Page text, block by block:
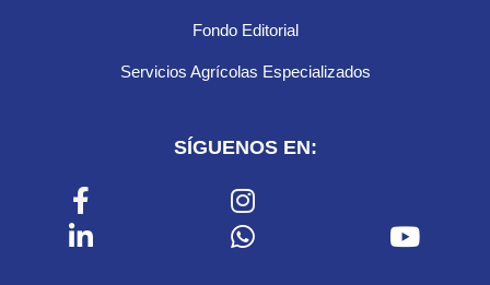
Fondo Editorial
Servicios Agrícolas Especializados
SÍGUENOS EN: